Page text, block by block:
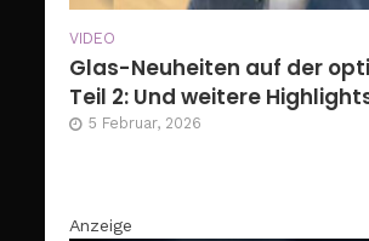
VIDEO
Glas-Neuheiten auf der
Teil 2: Und weitere
5 Februar, 2026
Anzeige